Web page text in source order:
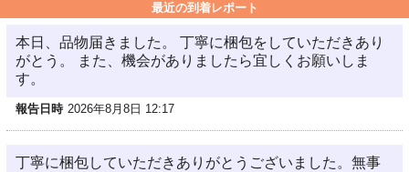
最近の到着レポート
本日、品物届きました。 丁寧に梱包をしていただきあり
がとう。 また、機会がありましたら宜しくお願いしま
す。
報告日時 2026年8月8日 12:17
丁寧に梱包していただきありがとうございました。無事